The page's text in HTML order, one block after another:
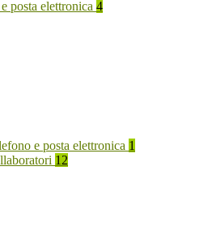
posta elettronica 4
e posta elettronica 1
12